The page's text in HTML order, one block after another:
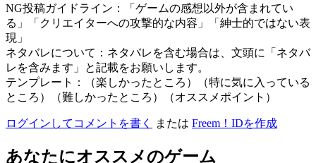
NG投稿ガイドライン：「ゲームの感想以外が含まれてい
る」「クリエイターへの攻撃的な内容」「紳士的ではない表
現」
ネタバレについて：ネタバレを含む場合は、文頭に「ネタバ
レを含みます」と記載をお願いします。
テンプレート：（楽しかったところ）（特に気に入っている
ところ）（難しかったところ）（オススメポイント）
ログインしてコメントを書く または Freem！IDを作成
あなたにオススメのゲーム